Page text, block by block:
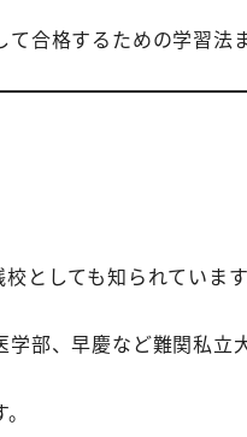
合格するための学習法
としても知られています
部、早慶など難関私立